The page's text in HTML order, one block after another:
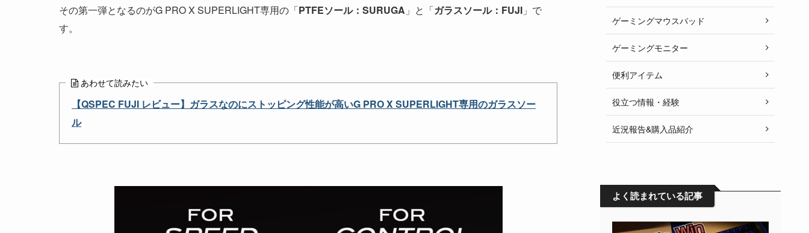
その第一弾となるのがG PRO X SUPERLIGHT専用の「PTFEソール：SURUGA 」と「ガラスソール：FUJI 」で
す。
あわせて読みたい
【QSPEC FUJI レビュー】ガラスなのにストッピング性能が高いG PRO X SUPERLIGHT専用のガラスソー
ル
ゲーミングマウスパッド
ゲーミングモニター
便利アイテム
役立つ情報・経験
近況報告&購入品紹介
よく読まれている記事